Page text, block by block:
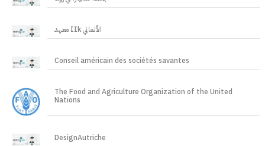
معهد IIk الألماني
Conseil américain des sociétés savantes
The Food and Agriculture Organization of the United
Nations
DesignAutriche